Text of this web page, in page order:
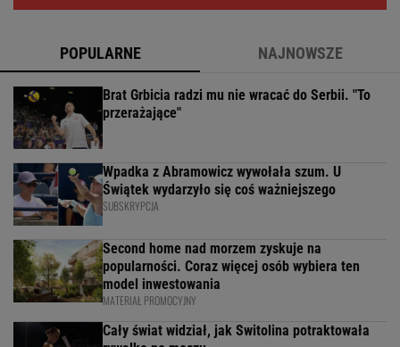
POPULARNE NAJNOWSZE
Brat Grbicia radzi mu nie wracać do Serbii. "To
przerażające"
Wpadka z Abramowicz wywołała szum. U
Świątek wydarzyło się coś ważniejszego
SUBSKRYPCJA
Second home nad morzem zyskuje na
popularności. Coraz więcej osób wybiera ten
model inwestowania
MATERIAŁ PROMOCYJNY
Cały świat widział, jak Switolina potraktowała